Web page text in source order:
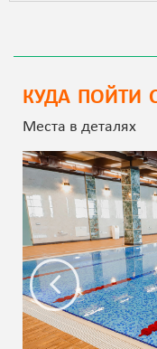
КУДА ПОЙТИ
Места в деталях